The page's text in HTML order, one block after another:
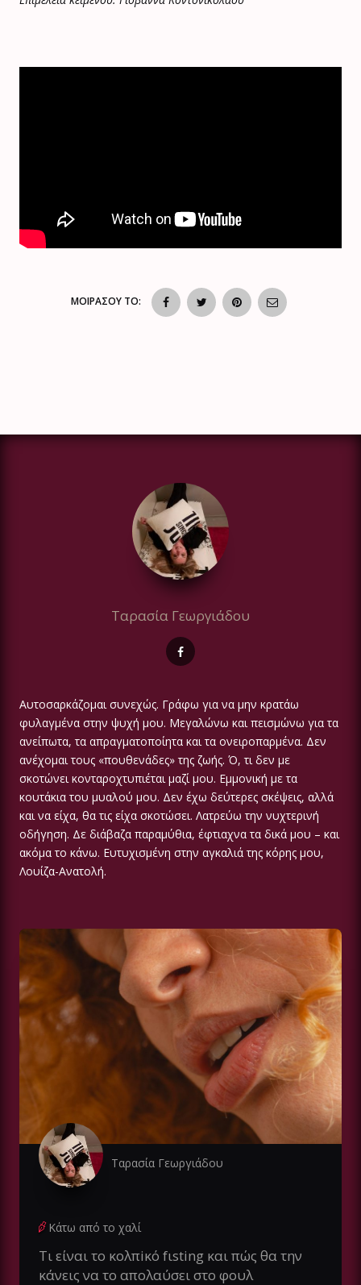
ΜΟΙΡΑΣΟΥ ΤΟ:
Ταρασία Γεωργιάδου
Αυτοσαρκάζομαι συνεχώς. Γράφω για να μην κρατάω
φυλαγμένα στην ψυχή μου. Μεγαλώνω και πεισμώνω για τα
ανείπωτα, τα απραγματοποίητα και τα ονειροπαρμένα. Δεν
ανέχομαι τους «πουθενάδες» της ζωής. Ό, τι δεν με
σκοτώνει κονταροχτυπιέται μαζί μου. Εμμονική με τα
κουτάκια του μυαλού μου. Δεν έχω δεύτερες σκέψεις, αλλά
και να είχα, θα τις είχα σκοτώσει. Λατρεύω την νυχτερινή
οδήγηση. Δε διάβαζα παραμύθια, έφτιαχνα τα δικά μου – και
ακόμα το κάνω. Ευτυχισμένη στην αγκαλιά της κόρης μου,
Λουίζα-Ανατολή.
Ταρασία Γεωργιάδου
Κάτω από το χαλί
Τι είναι το κολπiκό fιsting και πώς θα την
κάνεις να το απολαύσει στο φουλ